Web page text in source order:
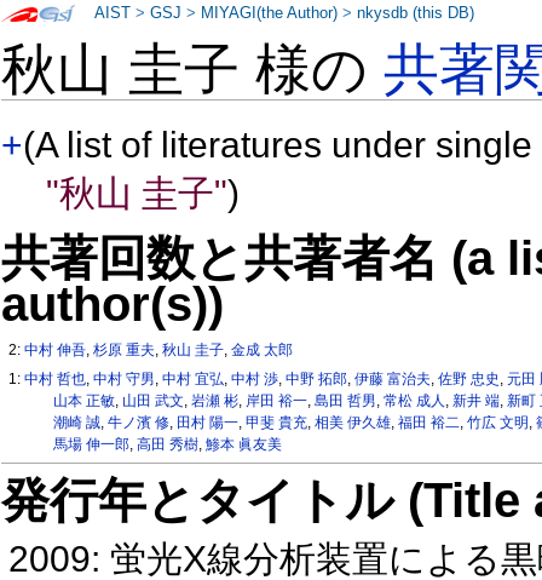
秋山 圭子 様の共著
+(A list of literatures under
"秋山 圭子")
共著回数と共著者名 (a
author(s))
2:中村 伸吾,杉原 重夫,秋山 圭子,金成 太郎
1:中村 哲也,中村 守男,中村 宜弘,中村 渉,中野 拓郎,伊藤 富治夫,佐野 忠史 ,元田
山本 正敏, 山田 武文, 岩瀬 彬, 岸田 裕一, 島田 哲男, 常松 成人 , 新井 端, 新町
潮崎 誠, 牛ノ濱 修, 田村 陽一, 甲斐 貴充, 相美 伊久雄, 福田 裕二, 竹広 文明 ,
馬場 伸一郎, 高田 秀樹, 鯵本 眞友美
発行年とタイトル
2009: 蛍光X線分析装置による
AIST >GSJ > MIYAGI(the Author) >nkysdb (this DB)